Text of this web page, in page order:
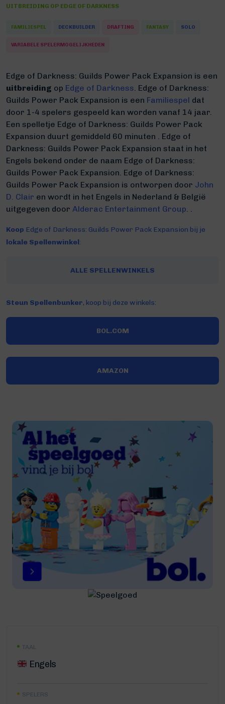
TAAL
Engels
SPELERS
UITBREIDING OP EDGE OF DARKNESS
FAMILIESPEL DECKBUILDER DRAFTING FANTASY SOLO
VARIABELE SPELERMOGELIJKHEDEN
Edge of Darkness: Guilds Power Pack Expansion is een
uitbreiding op Edge of Darkness. Edge of Darkness:
Guilds Power Pack Expansion is een Familiespel dat
door 1-4 spelers gespeeld kan worden vanaf 14 jaar.
Een spelletje Edge of Darkness: Guilds Power Pack
Expansion duurt gemiddeld 60 minuten . Edge of
Darkness: Guilds Power Pack Expansion staat in het
Engels bekend onder de naam Edge of Darkness:
Guilds Power Pack Expansion. Edge of Darkness:
Guilds Power Pack Expansion is ontworpen door John
D. Clair en wordt in het Engels in Nederland & België
uitgegeven door Alderac Entertainment Group. .
Koop Edge of Darkness: Guilds Power Pack Expansion bij je
lokale Spellenwinkel:
ALLE SPELLENWINKELS
Steun Spellenbunker, koop bij deze winkels:
BOL.COM
AMAZON